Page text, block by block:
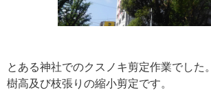
とある神社でのクスノキ剪定作業でした。
樹高及び枝張りの縮小剪定です。